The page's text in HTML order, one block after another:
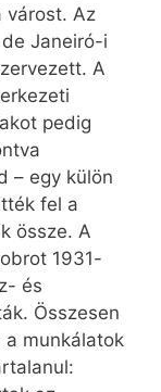
várost. Az
Janeiró-i
A
pedig
– egy külön
fel a
össze. A
1931-
és
Összesen
a munkálatok